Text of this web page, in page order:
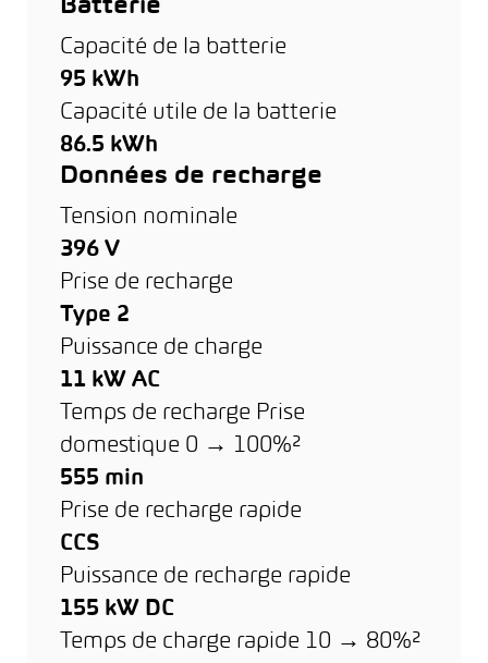
Batterie
Capacité de la batterie
95 kWh
Capacité utile de la batterie
86.5 kWh
Données de recharge
Tension nominale
396 V
Prise de recharge
Type 2
Puissance de charge
11 kW AC
Temps de recharge Prise
domestique 0 → 100%²
555 min
Prise de recharge rapide
CCS
Puissance de recharge rapide
155 kW DC
Temps de charge rapide 10 → 80%²